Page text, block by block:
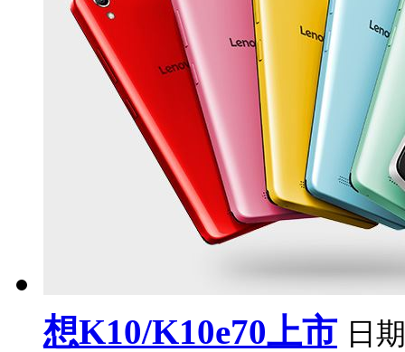
想K10/K10e70上市 日